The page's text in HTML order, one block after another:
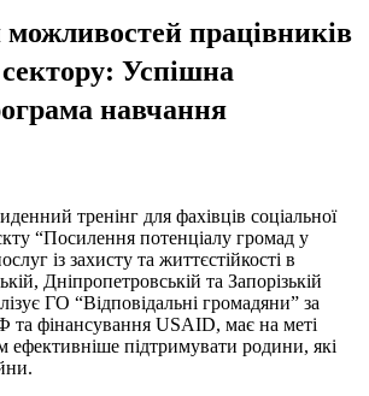
працівників
сектору: Успішна
навчання
тренінг для фахівців соціальної
“Посилення потенціалу громад у
із захисту та життєстійкості в
Дніпропетровській та Запорізькій
ГО “Відповідальні громадяни” за
фінансування USAID, має на меті
ефективніше підтримувати родини, які